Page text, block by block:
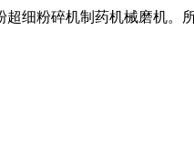
细粉碎机制药机械磨机。